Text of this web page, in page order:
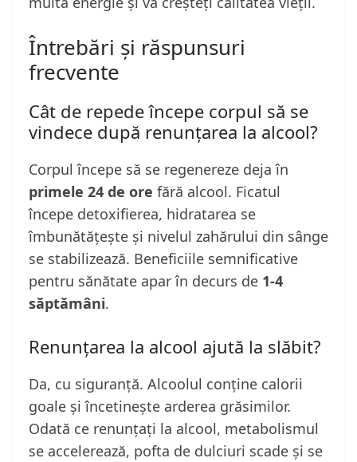
Întrebări și răspunsuri
frecvente
Cât de repede începe corpul să se
vindece după renunțarea la alcool?
Corpul începe să se regenereze deja în
primele 24 de ore fără alcool. Ficatul
începe detoxifierea, hidratarea se
îmbunătățește și nivelul zahărului din sânge
se stabilizează. Beneficiile semnificative
pentru sănătate apar în decurs de 1-4
săptămâni.
Renunțarea la alcool ajută la slăbit?
Da, cu siguranță. Alcoolul conține calorii
goale și încetinește arderea grăsimilor.
Odată ce renunțați la alcool, metabolismul
se accelerează, pofta de dulciuri scade și se